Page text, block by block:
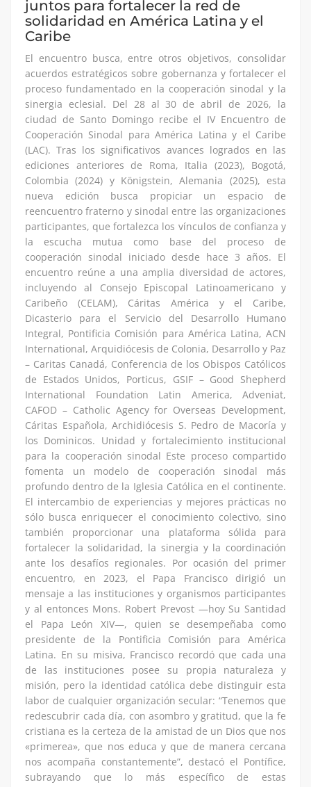
juntos para fortalecer la red de
solidaridad en América Latina y el
Caribe
El encuentro busca, entre otros objetivos, consolidar
acuerdos estratégicos sobre gobernanza y fortalecer el
proceso fundamentado en la cooperación sinodal y la
sinergia eclesial. Del 28 al 30 de abril de 2026, la
ciudad de Santo Domingo recibe el IV Encuentro de
Cooperación Sinodal para América Latina y el Caribe
(LAC). Tras los significativos avances logrados en las
ediciones anteriores de Roma, Italia (2023), Bogotá,
Colombia (2024) y Königstein, Alemania (2025), esta
nueva edición busca propiciar un espacio de
reencuentro fraterno y sinodal entre las organizaciones
participantes, que fortalezca los vínculos de confianza y
la escucha mutua como base del proceso de
cooperación sinodal iniciado desde hace 3 años. El
encuentro reúne a una amplia diversidad de actores,
incluyendo al Consejo Episcopal Latinoamericano y
Caribeño (CELAM), Cáritas América y el Caribe,
Dicasterio para el Servicio del Desarrollo Humano
Integral, Pontificia Comisión para América Latina, ACN
International, Arquidiócesis de Colonia, Desarrollo y Paz
– Caritas Canadá, Conferencia de los Obispos Católicos
de Estados Unidos, Porticus, GSIF – Good Shepherd
International Foundation Latin America, Adveniat,
CAFOD – Catholic Agency for Overseas Development,
Cáritas Española, Archidiócesis S. Pedro de Macoría y
los Dominicos. Unidad y fortalecimiento institucional
para la cooperación sinodal Este proceso compartido
fomenta un modelo de cooperación sinodal más
profundo dentro de la Iglesia Católica en el continente.
El intercambio de experiencias y mejores prácticas no
sólo busca enriquecer el conocimiento colectivo, sino
también proporcionar una plataforma sólida para
fortalecer la solidaridad, la sinergia y la coordinación
ante los desafíos regionales. Por ocasión del primer
encuentro, en 2023, el Papa Francisco dirigió un
mensaje a las instituciones y organismos participantes
y al entonces Mons. Robert Prevost —hoy Su Santidad
el Papa León XIV—, quien se desempeñaba como
presidente de la Pontificia Comisión para América
Latina. En su misiva, Francisco recordó que cada una
de las instituciones posee su propia naturaleza y
misión, pero la identidad católica debe distinguir esta
labor de cualquier organización secular: “Tenemos que
redescubrir cada día, con asombro y gratitud, que la fe
cristiana es la certeza de la amistad de un Dios que nos
«primerea», que nos educa y que de manera cercana
nos acompaña constantemente”, destacó el Pontífice,
subrayando que lo más específico de estas